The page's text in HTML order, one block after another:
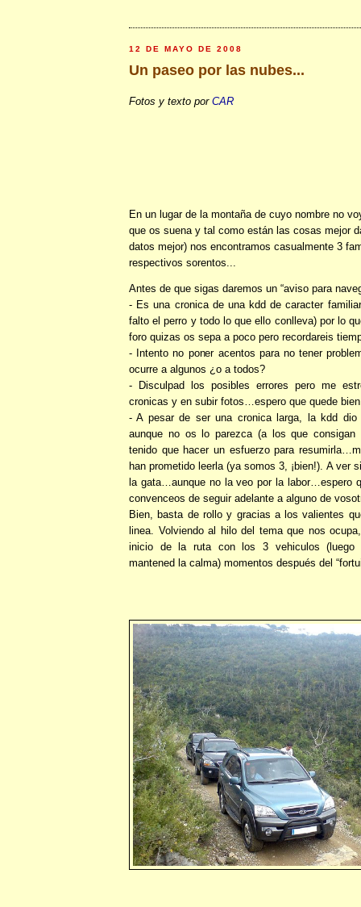
12 DE MAYO DE 2008
Un paseo por las nubes...
Fotos y texto por CAR
En un lugar de la montaña de cuyo nombre no
que os suena y tal como están las cosas mejor
datos mejor) nos encontramos casualmente 3
respectivos sorentos...
Antes de que sigas daremos un “aviso para
- Es una cronica de una kdd de caracter
falto el perro y todo lo que ello conlleva) por lo
foro quizas os sepa a poco pero recordareis
- Intento no poner acentos para no tener
ocurre a algunos ¿o a todos?
- Disculpad los posibles errores pero me
cronicas y en subir fotos…espero que quede
- A pesar de ser una cronica larga, la kdd
aunque no os lo parezca (a los que consigan
tenido que hacer un esfuerzo para
han prometido leerla (ya somos 3, ¡bien!). A ver
la gata…aunque no la veo por la labor…espero
convenceos de seguir adelante a alguno de
Bien, basta de rollo y gracias a los valientes
linea. Volviendo al hilo del tema que nos
inicio de la ruta con los 3 vehiculos (luego
mantened la calma) momentos después del